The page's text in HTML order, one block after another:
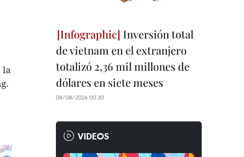
la
Inversión total
de vietnam en el extranjero
totalizó 2,36 mil millones de
dólares en siete meses
08/08/2026 00:30
VIDEOS